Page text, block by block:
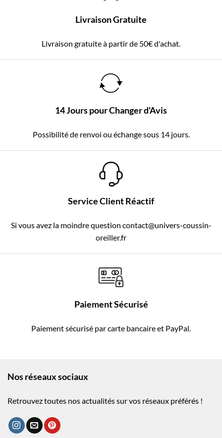
Livraison Gratuite
Livraison gratuite à partir de 50€ d'achat.
14 Jours pour Changer d'Avis
Possibilité de renvoi ou échange sous 14 jours.
Service Client Réactif
Si vous avez la moindre question contact@univers-coussin-
oreiller.fr
Paiement Sécurisé
Paiement sécurisé par carte bancaire et PayPal.
Nos réseaux sociaux
Retrouvez toutes nos actualités sur vos réseaux préférés !